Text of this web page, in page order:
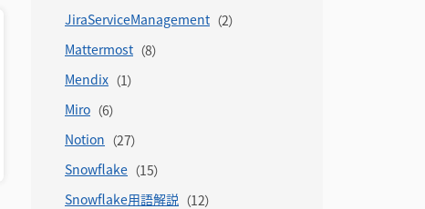
JiraServiceManagement
Mattermost
Mendix
Miro
Notion
Snowflake
Snowflake用語解説